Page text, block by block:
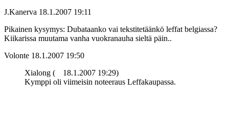
J.Kanerva 18.1.2007 19:11
Pikainen kysymys: Dubataanko vai tekstitetäänkö leffat belgiassa?
Kiikarissa muutama vanha vuokranauha sieltä päin..
Volonte 18.1.2007 19:50
Xialong (
18.1.2007 19:29)
Kymppi oli viimeisin noteeraus Leffakaupassa.